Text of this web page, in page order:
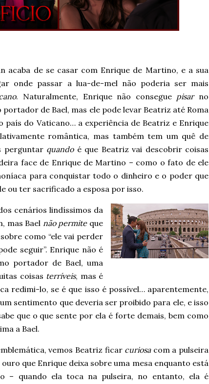
acaba de se casar com Enrique de Martino, e a sua
onde passar a lua-de-mel não poderia ser mais
. Naturalmente, Enrique não consegue pisarno
portador de Bael, mas ele pode levar Beatriz até Roma
país do Vaticano… a experiência de Beatriz e Enrique
romântica, mas também tem um quê de
perguntar quandoé que Beatriz vai descobrir coisas
face de Enrique de Martino – como o fato de ele
para conquistar todo o dinheiro e o poder que
ou ter sacrificado a esposa por isso.
cenários lindíssimos da
mas Bael não permiteque
como “ele vai perder
seguir”. Enrique não é
portador de Bael, uma
coisas terríveis, mas é
redimi-lo, se é que isso é possível… aparentemente,
sentimento que deveria ser proibido para ele, e isso
que o que sente por ela é forte demais, bem como
a Bael.
vemos Beatriz ficar curiosacom a pulseira
que Enrique deixa sobre uma mesa enquanto está
– quando ela toca na pulseira, no entanto, ela é